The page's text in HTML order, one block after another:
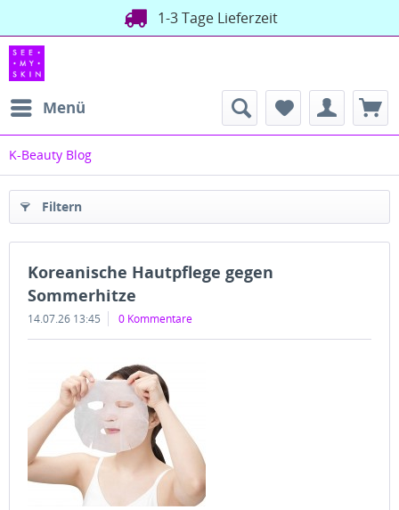
1-3 Tage Lieferzeit
Menü
K-Beauty Blog
Filtern
Koreanische Hautpflege gegen
Sommerhitze
14.07.26 13:45 0 Kommentare